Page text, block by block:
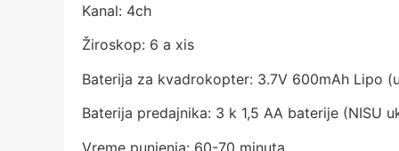
Kanal: 4ch
Žiroskop: 6 a xis
Baterija za kvadrokopter: 3.7V 600mAh Lipo
Baterija predajnika: 3 k 1,5 AA baterije (NISU
Vreme punjenja: 60-70 minuta